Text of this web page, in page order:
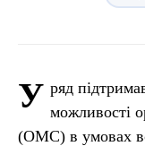
У ряд
можливості
(ОМС) в умовах